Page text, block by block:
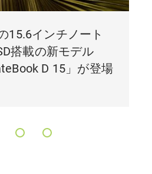
15.6インチノート
搭載の新モデル
D 15」が登場